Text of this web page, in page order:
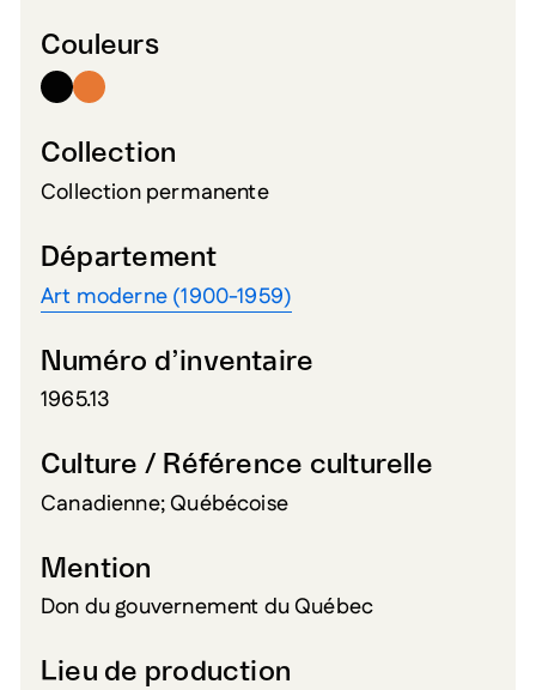
Couleurs
Collection
Collection permanente
Département
Art moderne (1900-1959)
Numéro d’inventaire
1965.13
Culture / Référence culturelle
Canadienne; Québécoise
Mention
Don du gouvernement du Québec
Lieu de production